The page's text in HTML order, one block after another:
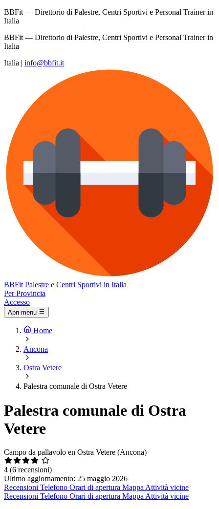
BBFit — Direttorio di Palestre, Centri Sportivi e Personal Trainer in
Italia
BBFit — Direttorio di Palestre, Centri Sportivi e Personal Trainer in
Italia
Italia | info@bbfit.it
BBFit Palestre e Centri Sportivi in Italia
Per Provincia
Accesso
Apri menu
Home
Ancona
Ostra Vetere
Palestra comunale di Ostra Vetere
Palestra comunale di Ostra
Vetere
Campo da pallavolo en Ostra Vetere (Ancona)
4 (6 recensioni)
Ultimo aggiornamento: 25 maggio 2026
Recensioni Telefono Orari di apertura Mappa Attività vicine
Recensioni Telefono Orari di apertura Mappa Attività vicine